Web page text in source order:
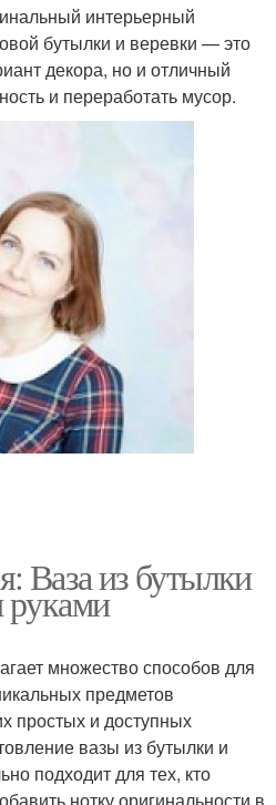
интерьерный
бутылки и веревки — это
декора, но и отличный
и переработать мусор.
Ваза из бутылки
руками
множество способов для
предметов
простых и доступных
вазы из бутылки и
подходит для тех, кто